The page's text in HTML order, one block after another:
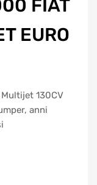
FIAT
EURO
130CV
anni